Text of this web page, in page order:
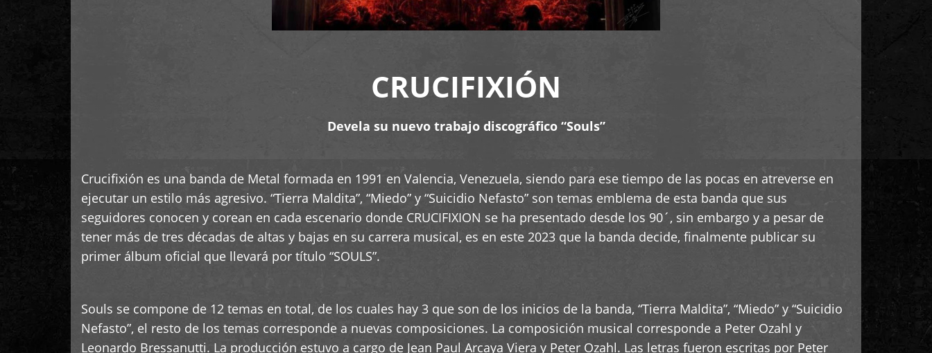
CRUCIFIXIÓN
Devela su nuevo trabajo discográfico “Souls”
Crucifixión es una banda de Metal formada en 1991 en Valencia, Venezuela, siendo para ese tiempo de las pocas en atreverse en
ejecutar un estilo más agresivo. “Tierra Maldita”, “Miedo” y “Suicidio Nefasto” son temas emblema de esta banda que sus
seguidores conocen y corean en cada escenario donde CRUCIFIXION se ha presentado desde los 90´, sin embargo y a pesar de
tener más de tres décadas de altas y bajas en su carrera musical, es en este 2023 que la banda decide, finalmente publicar su
primer álbum oficial que llevará por título “SOULS”.
Souls se compone de 12 temas en total, de los cuales hay 3 que son de los inicios de la banda, “Tierra Maldita”, “Miedo” y “Suicidio
Nefasto”, el resto de los temas corresponde a nuevas composiciones. La composición musical corresponde a Peter Ozahl y
Leonardo Bressanutti. La producción estuvo a cargo de Jean Paul Arcaya Viera y Peter Ozahl. Las letras fueron escritas por Peter